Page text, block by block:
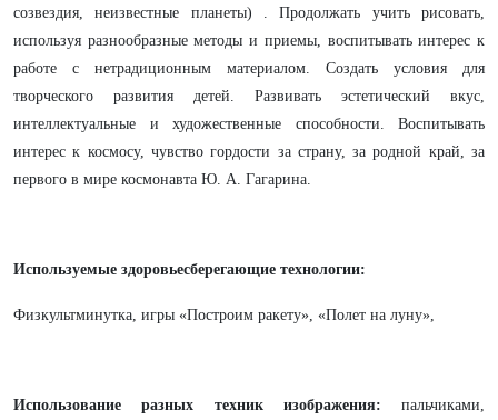
созвездия, неизвестные планеты) . Продолжать учить рисовать,
используя разнообразные методы и приемы, воспитывать интерес к
работе с нетрадиционным материалом. Создать условия для
творческого развития детей. Развивать эстетический вкус,
интеллектуальные и художественные способности. Воспитывать
интерес к космосу, чувство гордости за страну, за родной край, за
первого в мире космонавта Ю. А. Гагарина.
Используемые здоровьесберегающие технологии:
Физкультминутка, игры «Построим ракету», «Полет на луну»,
Использование разных техник изображения: пальчиками,